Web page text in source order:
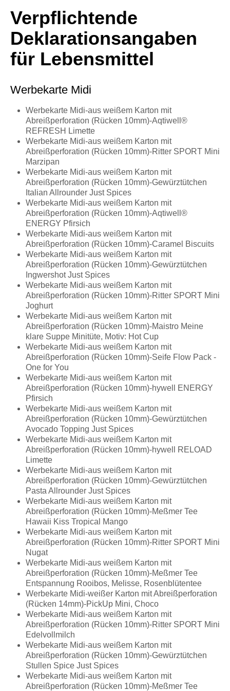
Verpflichtende
Deklarationsangaben
für Lebensmittel
Werbekarte Midi
Werbekarte Midi-aus weißem Karton mit
Abreißperforation (Rücken 10mm)-Aqtiwell®
REFRESH Limette
Werbekarte Midi-aus weißem Karton mit
Abreißperforation (Rücken 10mm)-Ritter SPORT Mini
Marzipan
Werbekarte Midi-aus weißem Karton mit
Abreißperforation (Rücken 10mm)-Gewürztütchen
Italian Allrounder Just Spices
Werbekarte Midi-aus weißem Karton mit
Abreißperforation (Rücken 10mm)-Aqtiwell®
ENERGY Pfirsich
Werbekarte Midi-aus weißem Karton mit
Abreißperforation (Rücken 10mm)-Caramel Biscuits
Werbekarte Midi-aus weißem Karton mit
Abreißperforation (Rücken 10mm)-Gewürztütchen
Ingwershot Just Spices
Werbekarte Midi-aus weißem Karton mit
Abreißperforation (Rücken 10mm)-Ritter SPORT Mini
Joghurt
Werbekarte Midi-aus weißem Karton mit
Abreißperforation (Rücken 10mm)-Maistro Meine
klare Suppe Minitüte, Motiv: Hot Cup
Werbekarte Midi-aus weißem Karton mit
Abreißperforation (Rücken 10mm)-Seife Flow Pack -
One for You
Werbekarte Midi-aus weißem Karton mit
Abreißperforation (Rücken 10mm)-hywell ENERGY
Pfirsich
Werbekarte Midi-aus weißem Karton mit
Abreißperforation (Rücken 10mm)-Gewürztütchen
Avocado Topping Just Spices
Werbekarte Midi-aus weißem Karton mit
Abreißperforation (Rücken 10mm)-hywell RELOAD
Limette
Werbekarte Midi-aus weißem Karton mit
Abreißperforation (Rücken 10mm)-Gewürztütchen
Pasta Allrounder Just Spices
Werbekarte Midi-aus weißem Karton mit
Abreißperforation (Rücken 10mm)-Meßmer Tee
Hawaii Kiss Tropical Mango
Werbekarte Midi-aus weißem Karton mit
Abreißperforation (Rücken 10mm)-Ritter SPORT Mini
Nugat
Werbekarte Midi-aus weißem Karton mit
Abreißperforation (Rücken 10mm)-Meßmer Tee
Entspannung Rooibos, Melisse, Rosenblütentee
Werbekarte Midi-weißer Karton mit Abreißperforation
(Rücken 14mm)-PickUp Mini, Choco
Werbekarte Midi-aus weißem Karton mit
Abreißperforation (Rücken 10mm)-Ritter SPORT Mini
Edelvollmilch
Werbekarte Midi-aus weißem Karton mit
Abreißperforation (Rücken 10mm)-Gewürztütchen
Stullen Spice Just Spices
Werbekarte Midi-aus weißem Karton mit
Abreißperforation (Rücken 10mm)-Meßmer Tee